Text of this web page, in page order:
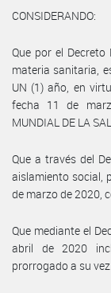
CONSIDERANDO:
Que por el
materia sanitaria,
UN (1) año, en
fecha 11 de
MUNDIAL DE LA
Que a través del
aislamiento social,
de marzo de 2020,
Que mediante el
abril de 2020
prorrogado a su